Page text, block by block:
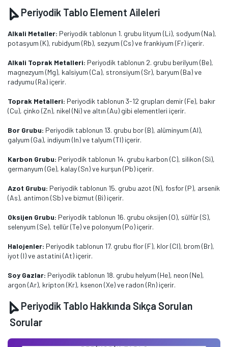
Periyodik Tablo Element Aileleri
Alkali Metaller: Periyodik tablonun 1. grubu lityum (Li), sodyum (Na),
potasyum (K), rubidyum (Rb), sezyum (Cs) ve frankiyum (Fr) içerir.
Alkali Toprak Metalleri: Periyodik tablonun 2. grubu berilyum (Be),
magnezyum (Mg), kalsiyum (Ca), stronsiyum (Sr), baryum (Ba) ve
radyumu (Ra) içerir.
Toprak Metalleri: Periyodik tablonun 3-12 grupları demir (Fe), bakır
(Cu), çinko (Zn), nikel (Ni) ve altın (Au) gibi elementleri içerir.
Bor Grubu: Periyodik tablonun 13. grubu bor (B), alüminyum (Al),
galyum (Ga), indiyum (In) ve talyum (Tl) içerir.
Karbon Grubu: Periyodik tablonun 14. grubu karbon (C), silikon (Si),
germanyum (Ge), kalay (Sn) ve kurşun (Pb) içerir.
Azot Grubu: Periyodik tablonun 15. grubu azot (N), fosfor (P), arsenik
(As), antimon (Sb) ve bizmut (Bi) içerir.
Oksijen Grubu: Periyodik tablonun 16. grubu oksijen (O), sülfür (S),
selenyum (Se), tellür (Te) ve polonyum (Po) içerir.
Halojenler: Periyodik tablonun 17. grubu flor (F), klor (Cl), brom (Br),
iyot (I) ve astatini (At) içerir.
Soy Gazlar: Periyodik tablonun 18. grubu helyum (He), neon (Ne),
argon (Ar), kripton (Kr), ksenon (Xe) ve radon (Rn) içerir.
Periyodik Tablo Hakkında Sıkça Sorulan
Sorular